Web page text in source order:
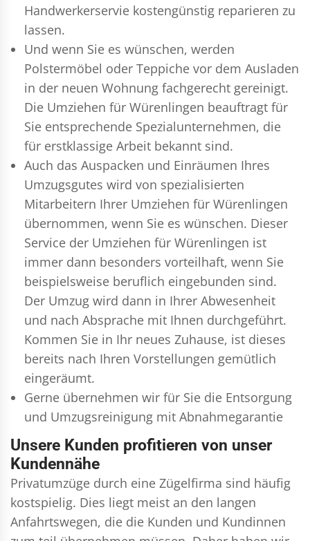
Handwerkerservie kostengünstig reparieren zu
lassen.
Und wenn Sie es wünschen, werden
Polstermöbel oder Teppiche vor dem Ausladen
in der neuen Wohnung fachgerecht gereinigt.
Die Umziehen für Würenlingen beauftragt für
Sie entsprechende Spezialunternehmen, die
für erstklassige Arbeit bekannt sind.
Auch das Auspacken und Einräumen Ihres
Umzugsgutes wird von spezialisierten
Mitarbeitern Ihrer Umziehen für Würenlingen
übernommen, wenn Sie es wünschen. Dieser
Service der Umziehen für Würenlingen ist
immer dann besonders vorteilhaft, wenn Sie
beispielsweise beruflich eingebunden sind.
Der Umzug wird dann in Ihrer Abwesenheit
und nach Absprache mit Ihnen durchgeführt.
Kommen Sie in Ihr neues Zuhause, ist dieses
bereits nach Ihren Vorstellungen gemütlich
eingeräumt.
Gerne übernehmen wir für Sie die Entsorgung
und Umzugsreinigung mit Abnahmegarantie
Unsere Kunden profitieren von unser
Kundennähe
Privatumzüge durch eine Zügelfirma sind häufig
kostspielig. Dies liegt meist an den langen
Anfahrtswegen, die die Kunden und Kundinnen